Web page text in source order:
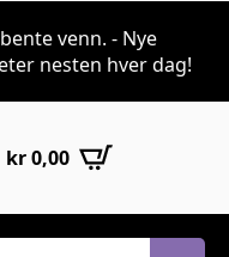
venn. - Nye
nesten hver dag!
kr0,00